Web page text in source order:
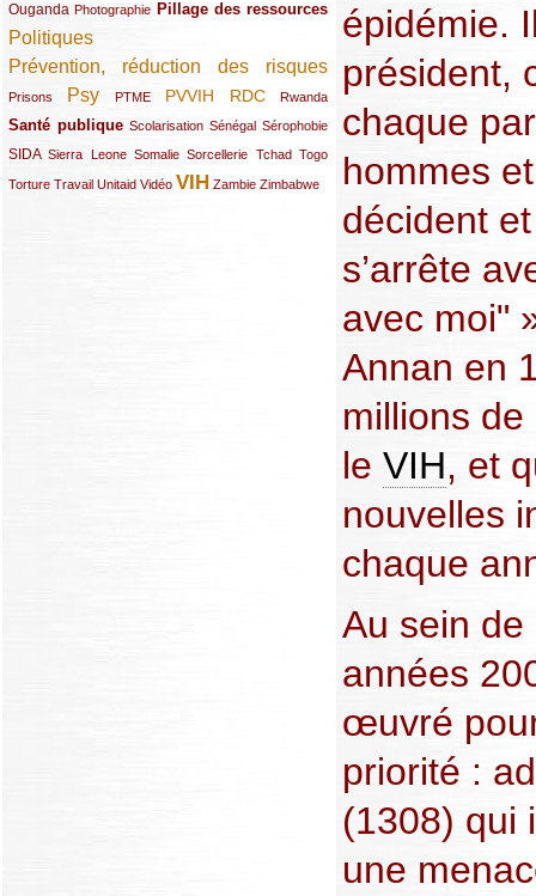
Ouganda
(29/289) Photographie
(27/289) Pillage des ressources
(77/289)
Politiques
(120/289)
Prévention, réduction des risques
(131/289)
Prisons
(22/289) Psy
(119/289) PTME
(12/289) PVVIH
(111/289) RDC
(104/289) Rwanda
(23/289)
Santé publique
(59/289) Scolarisation
(9/289) Sénégal
(13/289) Sérophobie
(19/289)
SIDA
(29/289)Sierra Leone
(13/289) Somalie
(12/289) Sorcellerie
(19/289) Tchad
(10/289) Togo
(15/289)
Torture
(17/289)Travail
(21/289) Unitaid
(26/289) Vidéo
(23/289) VIH
(154/289) Zambie
(12/289) Zimbabwe
(21/289)
épidémie.
président,
chaque
hommes
décident
s’arrête
avec moi"
Annan en
millions
le VIH, et
nouvelles
chaque
Au sein de
années
œuvré
priorité :
(1308) qui
une